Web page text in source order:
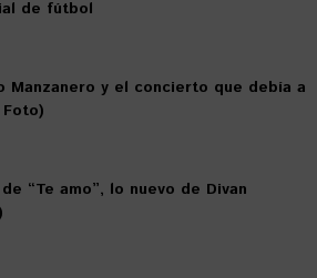
de fútbol
Manzanero y el concierto que debía a
“Te amo”, lo nuevo de Divan